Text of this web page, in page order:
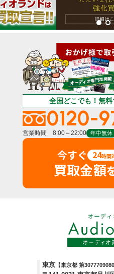
全国どこでも！無料
0120-
営業時間 8:00～22:00 年中無休
今すぐ 24時間
買取金額
東京 【東京都 第